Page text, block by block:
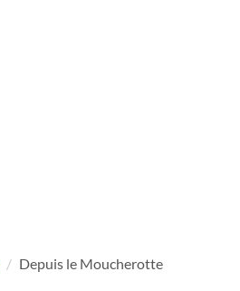
Depuis le Moucherotte